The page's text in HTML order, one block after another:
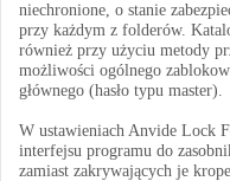
niechronione, o stanie
przy każdym z folderów.
również przy użyciu metody
możliwości ogólnego
głównego (hasło typu master).
W ustawieniach Anvide Lock
interfejsu programu do
zamiast zakrywających je